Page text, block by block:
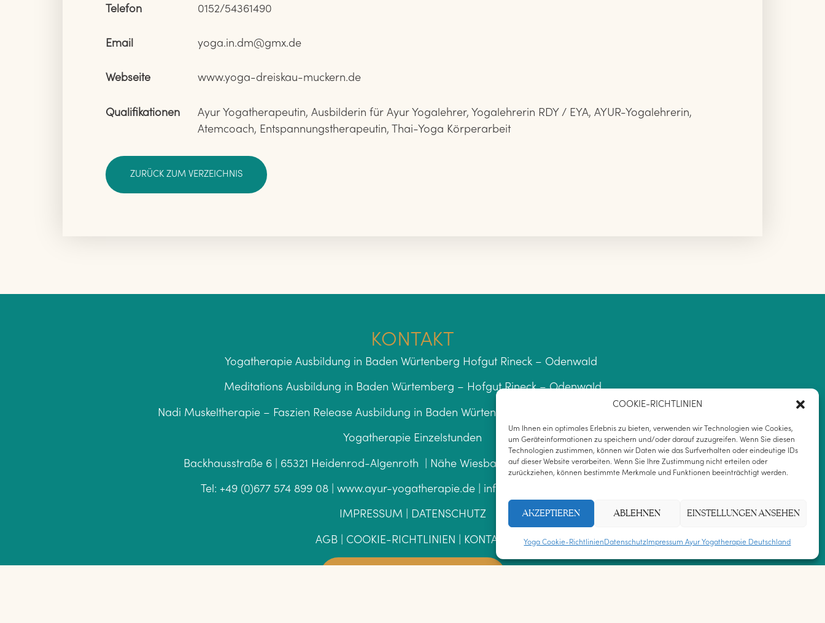
COOKIE-RICHTLINIEN
Um Ihnen ein optimales Erlebnis zu bieten, verwenden wir Technologien wie Cookies,
um Geräteinformationen zu speichern und/oder darauf zuzugreifen. Wenn Sie diesen
Technologien zustimmen, können wir Daten wie das Surfverhalten oder eindeutige IDs
auf dieser Website verarbeiten. Wenn Sie Ihre Zustimmung nicht erteilen oder
zurückziehen, können bestimmte Merkmale und Funktionen beeinträchtigt werden.
AKZEPTIEREN ABLEHNEN EINSTELLUNGEN ANSEHEN
Yoga Cookie-Richtlinien Datenschutz Impressum Ayur Yogatherapie Deutschland
Telefon 0152/54361490
Email yoga.in.dm@gmx.de
Webseite www.yoga-dreiskau-muckern.de
Qualifikationen
Ayur Yogatherapeutin, Ausbilderin für Ayur Yogalehrer, Yogalehrerin RDY / EYA, AYUR-Yogalehrerin,
Atemcoach, Entspannungstherapeutin, Thai-Yoga Körperarbeit
ZURÜCK ZUM VERZEICHNIS
KONTAKT
Yogatherapie Ausbildung in Baden Würtenberg Hofgut Rineck – Odenwald
Meditations Ausbildung in Baden Würtemberg – Hofgut Rineck – Odenwald
Nadi Muskeltherapie – Faszien Release Ausbildung in Baden Würtenberg – Hofgut Rineck – Odenwald
Yogatherapie Einzelstunden
Backhausstraße 6 | 65321 Heidenrod-Algenroth | Nähe Wiesbaden – Frankfurt – Heidelberg
Tel: +49 (0)677 574 899 08 www.ayur-yogatherapie.de info@ayur-yogatherapie.de
IMPRESSUM DATENSCHUTZ
AGB| COOKIE-RICHTLINIEN KONTAKT